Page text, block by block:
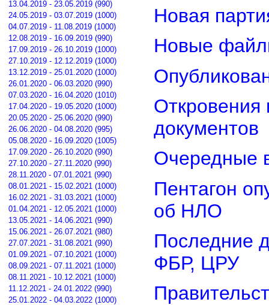
13.04.2019 - 23.05.2019 (990)
24.05.2019 - 03.07.2019 (1000)
04.07.2019 - 11.08.2019 (1000)
12.08.2019 - 16.09.2019 (990)
17.09.2019 - 26.10.2019 (1000)
27.10.2019 - 12.12.2019 (1000)
13.12.2019 - 25.01.2020 (1000)
26.01.2020 - 06.03.2020 (990)
07.03.2020 - 16.04.2020 (1010)
17.04.2020 - 19.05.2020 (1000)
20.05.2020 - 25.06.2020 (990)
26.06.2020 - 04.08.2020 (995)
05.08.2020 - 16.09.2020 (1005)
17.09.2020 - 26.10.2020 (990)
27.10.2020 - 27.11.2020 (990)
28.11.2020 - 07.01.2021 (990)
08.01.2021 - 15.02.2021 (1000)
16.02.2021 - 31.03.2021 (1000)
01.04.2021 - 12.05.2021 (1000)
13.05.2021 - 14.06.2021 (990)
15.06.2021 - 26.07.2021 (980)
27.07.2021 - 31.08.2021 (990)
01.09.2021 - 07.10.2021 (1000)
08.09.2021 - 07.11.2021 (1000)
08.11.2021 - 10.12.2021 (1000)
11.12.2021 - 24.01.2022 (990)
25.01.2022 - 04.03.2022 (1000)
Новая
Новые
Откровения
документов
Очередные
Пентагон
об НЛО
Последние
ФБР, ЦРУ